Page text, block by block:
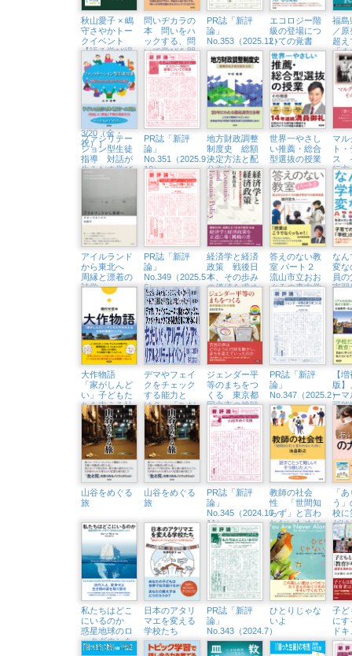
秋山愛子 × 嶋
守さやかトー
クイベント
【語る学び場
#2】すなっく
アイコ、秋山
愛子さんと
は？（浅草・
Readin’ Writin
BOOK
STORE
3/20（金・
祝））
問いヂカラの
本 問いをハ
ックする、問
いで学びを開
く
PR誌「新評
論」
No.353（2025.12）
エコロジー階
級の登場につ
いての覚書
福島
／
超え
「ま
くる
ファシリテー
ション型生徒
指導 対話が
生みだす学び
PR誌「新評
論」
No.351（2025.9・
10）
地方財政調整
制度史 総額
決定方法と配
分方法
世界一やさし
い推薦・総合
型選抜の授業
マル
ト
ス
行方
アイルランド
から東北へ
周縁と漂着の
詩学
PR誌「新評
論」
No.349（2025.5・
6）
経済学と経済
政策 戦後日
本、その歩み
の価値を求め
て
答えのない教
室 パート２
流山市立おお
ぐろの森中学
校での教育実
践
なん
変
員
実習
質問
大作物語
「家がしんど
い」子どもた
ちを支える社
会的養護のリ
アル
デマやフェイ
クをチェック
する能力と
は？ 「ちだ
いさん&アル
テイシアさ
ん」隆祥館書
店でトークイ
ベント開催
（3/23㈰）
ジェンダー平
等のまちをつ
くる 東京都
国立市の挑戦
PR誌「新評
論」
No.347（2025.2）
【
版】
ーマ
可
ル
ざ
山谷をめぐる
旅
山谷をめぐる
旅
PR誌「新評
論」
No.345（2024.10・
11）
教師の社会
性 「世間知
らず」と言わ
れないために
「
う
校に
どけ
ビー
記
私たちはどこ
にいるのか
惑星地球のロ
ックダウンを
知るためのレ
日本のアタリ
マエを変える
学校たち
PR誌「新評
論」
No.343（2024.7）
ひとりじゃな
いよ
子ど
にす
ド
ー
探